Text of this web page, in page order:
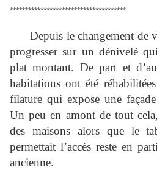
**************************************
Depuis le changement de
progresser sur un dénivelé
plat montant. De part et
habitations ont été
filature qui expose une
Un peu en amont de tout
des maisons alors que le
permettait l’accès reste en
ancienne.